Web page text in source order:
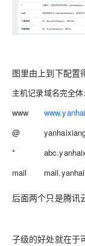
图里由上到下配置
主机记录域名完全
www
@
*
mail
后面两个只是腾讯
子级的好处就在于